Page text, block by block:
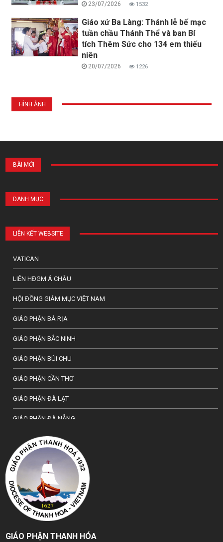
23/07/2026 1532
Giáo xứ Ba Làng: Thánh lễ bế mạc
tuần chầu Thánh Thể và ban Bí
tích Thêm Sức cho 134 em thiếu
niên
20/07/2026 1226
HÌNH ẢNH
BÀI MỚI
DANH MỤC
LIÊN KẾT WEBSITE
VATICAN
LIÊN HĐGM Á CHÂU
HỘI ĐỒNG GIÁM MỤC VIỆT NAM
GIÁO PHẬN BÀ RỊA
GIÁO PHẬN BẮC NINH
GIÁO PHẬN BÙI CHU
GIÁO PHẬN CẦN THƠ
GIÁO PHẬN ĐÀ LẠT
GIÁO PHẬN ĐÀ NẴNG
TỔNG GIÁO PHẬN HÀ NỘI
GIÁO PHẬN HẢI PHÒNG
TỔNG GIÁO PHẬN HUẾ
GIÁO PHẬN HƯNG HOÁ
GIÁO PHẬN KON TUM
GIÁO PHẬN LẠNG SƠN
GIÁO PHẬN THANH HÓA